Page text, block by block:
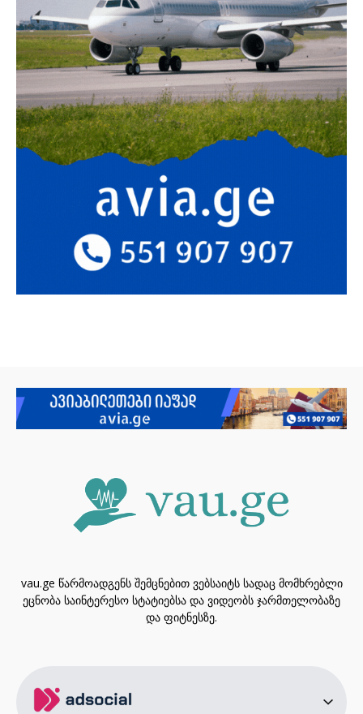
vau.ge წარმოადგენს შემცნებით ვებსაიტს სადაც მომხრებლი
ეცნობა საინტერესო სტატიებსა და ვიდეობს ჯარმთელობაზე
და ფიტნესზე.